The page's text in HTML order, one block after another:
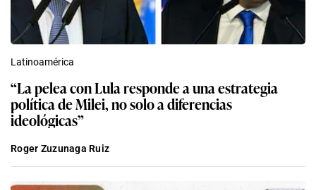
Latinoamérica
“La pelea con Lula responde a una estrategia
política de Milei, no solo a diferencias
ideológicas”
Roger Zuzunaga Ruiz